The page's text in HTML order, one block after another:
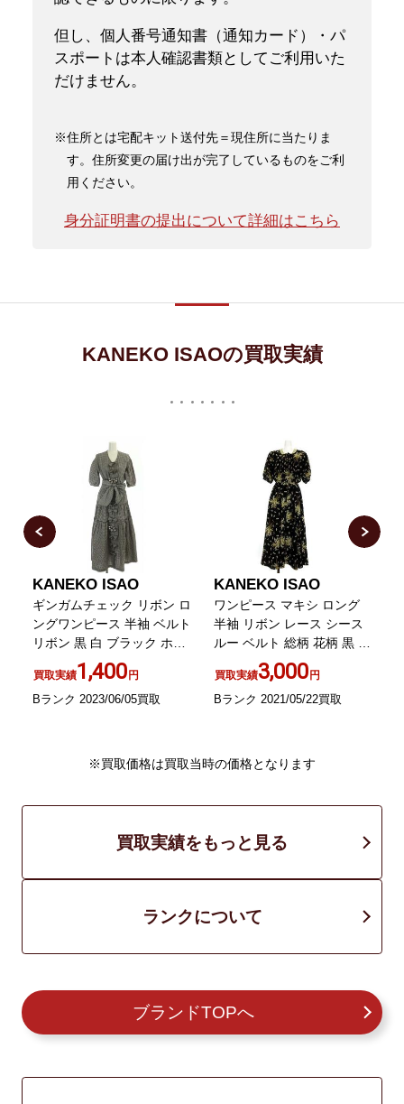
但し、個人番号通知書（通知カード）・パ
スポートは本人確認書類としてご利用いた
だけません。
※住所とは宅配キット送付先＝現住所に当たりま
す。住所変更の届け出が完了しているものをご利
用ください。
身分証明書の提出について詳細はこちら
KANEKO ISAOの買取実績
KANEKO ISAO
ギンガムチェック リボン ロ
ングワンピース 半袖 ベルト
リボン 黒 白 ブラック ホワ
買取実績1,400円
Bランク 2023/06/05買取
KANEKO ISAO
ワンピース マキシ ロング
半袖 リボン レース シース
ルー ベルト 総柄 花柄 黒 ブ
買取実績3,000円
Bランク 2021/05/22買取
※買取価格は買取当時の価格となります
買取実績をもっと見る
ランクについて
ブランドTOPへ